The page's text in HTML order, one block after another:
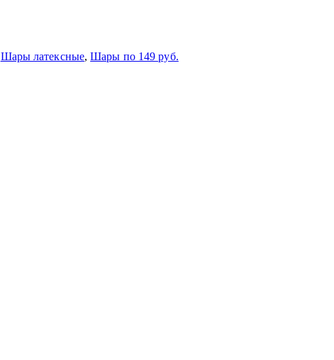
Шары латексные, Шары по 149 руб.